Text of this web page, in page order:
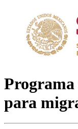
Programa
para